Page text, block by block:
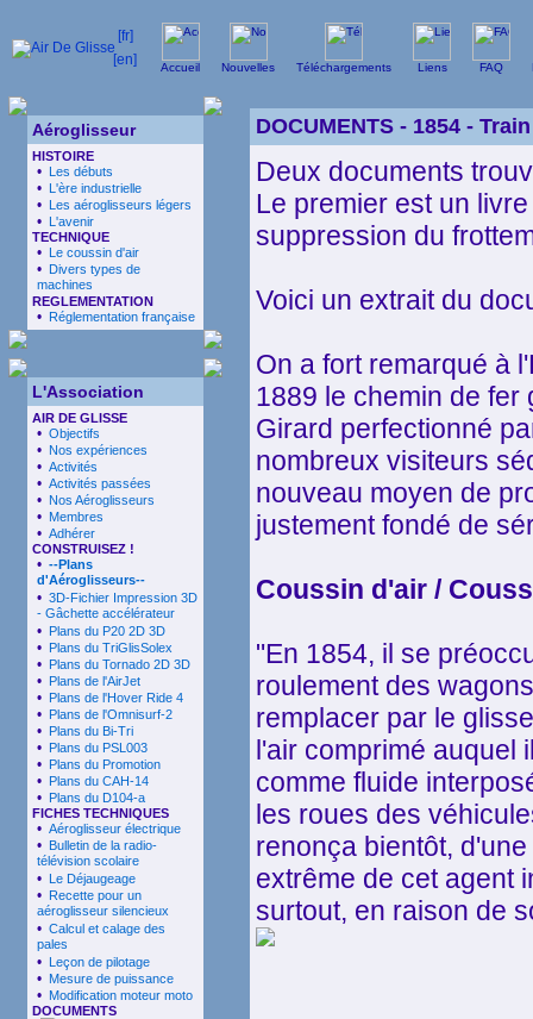
Accueil Nouvelles Téléchargements Liens FAQ
Aéroglisseur
HISTOIRE
• Les débuts
• L'ère industrielle
• Les aéroglisseurs légers
• L'avenir
TECHNIQUE
• Le coussin d'air
• Divers types de
machines
REGLEMENTATION
• Réglementation française
L'Association
AIR DE GLISSE
• Objectifs
• Nos expériences
• Activités
• Activités passées
• Nos Aéroglisseurs
• Membres
• Adhérer
CONSTRUISEZ !
• --Plans
d'Aéroglisseurs--
• 3D-Fichier Impression 3D
- Gâchette accélérateur
• Plans du P20 2D 3D
• Plans du TriGlisSolex
• Plans du Tornado 2D 3D
• Plans de l'AirJet
• Plans de l'Hover Ride 4
• Plans de l'Omnisurf-2
• Plans du Bi-Tri
• Plans du PSL003
• Plans du Promotion
• Plans du CAH-14
• Plans du D104-a
FICHES TECHNIQUES
• Aéroglisseur électrique
• Bulletin de la radio-
télévision scolaire
• Le Déjaugeage
• Recette pour un
aéroglisseur silencieux
• Calcul et calage des
pales
• Leçon de pilotage
• Mesure de puissance
• Modification moteur moto
DOCUMENTS
DOCUMENTS - 1854 -
Deux documents
Le premier est un
suppression du
Voici un extrait du
On a fort remarqué à
1889 le chemin de fer
Girard perfectionné
nombreux visiteurs
nouveau moyen de
justement fondé de
Coussin d'air /
"En 1854, il se
roulement des
remplacer par le
l'air comprimé auquel
comme fluide
les roues des
renonça bientôt,
extrême de cet agent
surtout, en raison de